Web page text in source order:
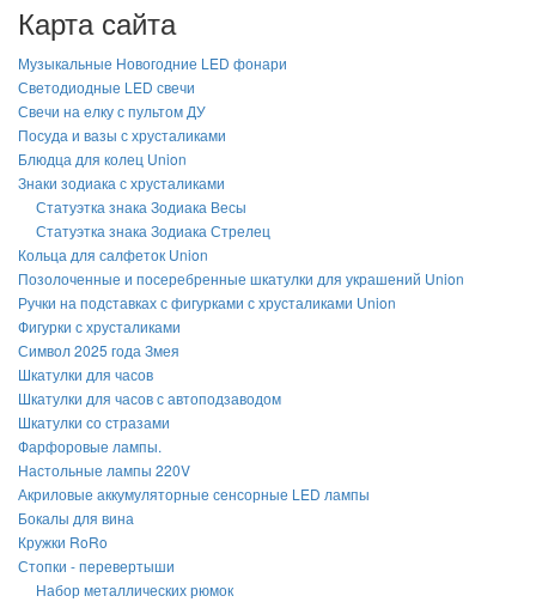
Карта сайта
Музыкальные Новогодние LED фонари
Светодиодные LED свечи
Свечи на елку с пультом ДУ
Посуда и вазы с хрусталиками
Блюдца для колец Union
Знаки зодиака с хрусталиками
Статуэтка знака Зодиака Весы
Статуэтка знака Зодиака Стрелец
Кольца для салфеток Union
Позолоченные и посеребренные шкатулки для украшений Union
Ручки на подставках с фигурками с хрусталиками Union
Фигурки с хрусталиками
Символ 2025 года Змея
Шкатулки для часов
Шкатулки для часов с автоподзаводом
Шкатулки со стразами
Фарфоровые лампы.
Настольные лампы 220V
Акриловые аккумуляторные сенсорные LED лампы
Бокалы для вина
Кружки RoRo
Стопки - перевертыши
Набор металлических рюмок